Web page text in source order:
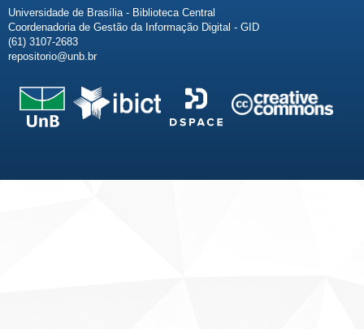
Universidade de Brasília - Biblioteca Central
Coordenadoria de Gestão da Informação Digital - GID
(61) 3107-2683
repositorio@unb.br